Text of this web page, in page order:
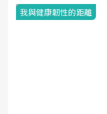
我與健康韌性的距離